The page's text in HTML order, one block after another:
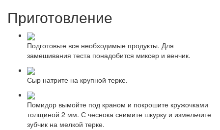
Приготовление
Подготовьте все необходимые продукты. Для
замешивания теста понадобится миксер и венчик.
Сыр натрите на крупной терке.
Помидор вымойте под краном и покрошите кружочками
толщиной 2 мм. С чеснока снимите шкурку и измельчите
зубчик на мелкой терке.